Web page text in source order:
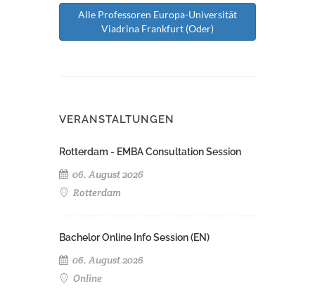
Alle Professoren Europa-Universität
Viadrina Frankfurt (Oder)
VERANSTALTUNGEN
Rotterdam - EMBA Consultation Session
06. August 2026
Rotterdam
Bachelor Online Info Session (EN)
06. August 2026
Online